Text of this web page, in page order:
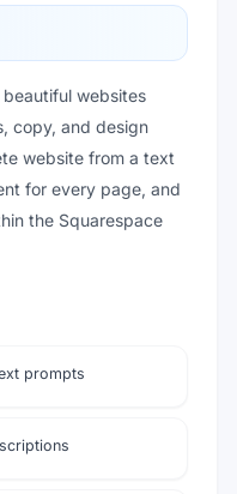
websites
copy, and design
website from a text
for every page, and
the Squarespace
prompts